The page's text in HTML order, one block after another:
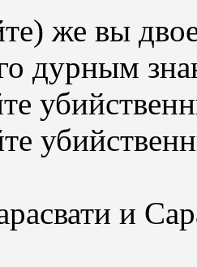
же вы
дурным
и